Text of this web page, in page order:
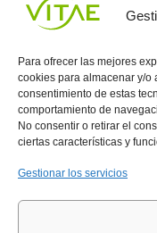
Para ofrecer las mejores
cookies para almacenar y/o
consentimiento de estas
comportamiento de
No consentir o retirar el
ciertas características y
Gestionar los servicios
UNIRME
Conocenos
Vitae
l
Área